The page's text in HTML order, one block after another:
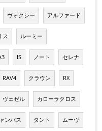
ヴォクシー アルファード
ス ルーミー
IS ノート セレナ
RAV4 クラウン RX
ヴェゼル カローラクロス
ンバス タント ムーヴ